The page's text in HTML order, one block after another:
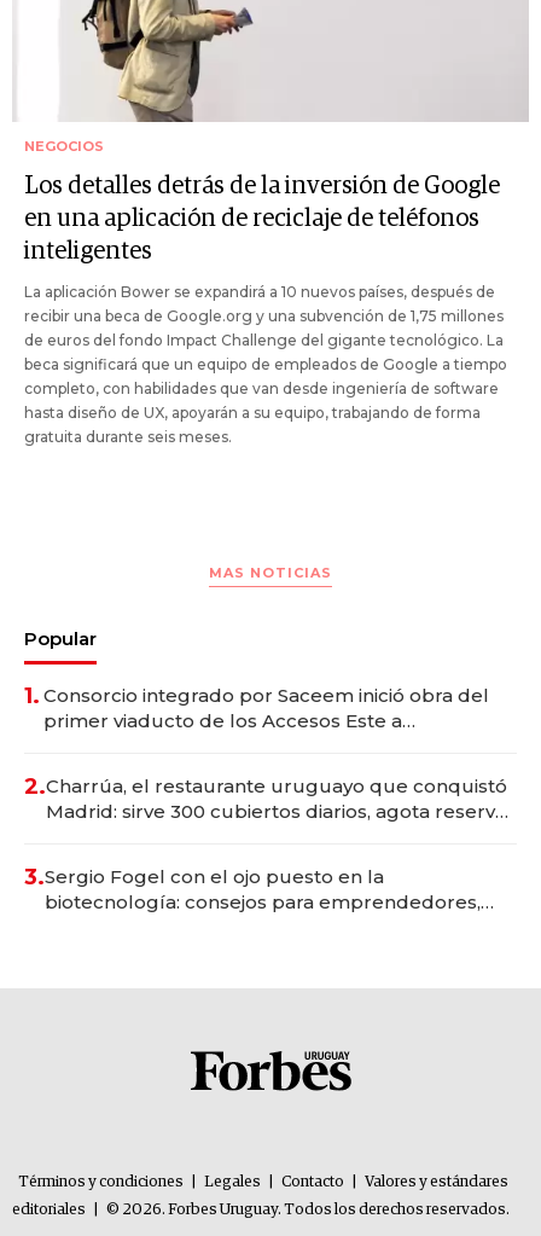
NEGOCIOS
Los detalles detrás de la inversión de Google
en una aplicación de reciclaje de teléfonos
inteligentes
La aplicación Bower se expandirá a 10 nuevos países, después de
recibir una beca de Google.org y una subvención de 1,75 millones
de euros del fondo Impact Challenge del gigante tecnológico. La
beca significará que un equipo de empleados de Google a tiempo
completo, con habilidades que van desde ingeniería de software
hasta diseño de UX, apoyarán a su equipo, trabajando de forma
gratuita durante seis meses.
MAS NOTICIAS
Popular
1. Consorcio integrado por Saceem inició obra del
primer viaducto de los Accesos Este a
2.Charrúa, el restaurante uruguayo que conquistó
Madrid: sirve 300 cubiertos diarios, agota reservas
3.Sergio Fogel con el ojo puesto en la
biotecnología: consejos para emprendedores,
Términos y condiciones Legales Contacto
Valores y estándares
editoriales
© 2026. Forbes Uruguay. Todos los derechos reservados.